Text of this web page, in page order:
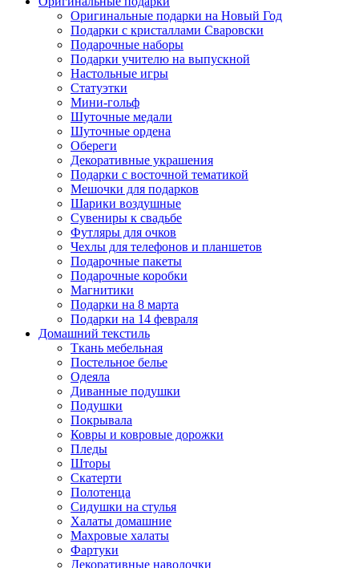
Оригинальные подарки на Новый Год
Подарки с кристаллами Сваровски
Подарочные наборы
Подарки учителю на выпускной
Настольные игры
Статуэтки
Мини-гольф
Шуточные медали
Шуточные ордена
Обереги
Декоративные украшения
Подарки с восточной тематикой
Мешочки для подарков
Шарики воздушные
Сувениры к свадьбе
Футляры для очков
Чехлы для телефонов и планшетов
Подарочные пакеты
Подарочные коробки
Магнитики
Подарки на 8 марта
Подарки на 14 февраля
Домашний текстиль
Ткань мебельная
Постельное белье
Одеяла
Диванные подушки
Подушки
Покрывала
Ковры и ковровые дорожки
Пледы
Шторы
Скатерти
Полотенца
Сидушки на стулья
Халаты домашние
Махровые халаты
Фартуки
Декоративные наволочки